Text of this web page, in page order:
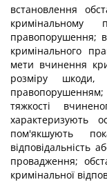
встановлення
кримінальному
правопорушення;
кримінального
мети вчинення
розміру шкоди,
тяжкості
характеризують
пом'якшують
відповідальність
провадження;
кримінальної